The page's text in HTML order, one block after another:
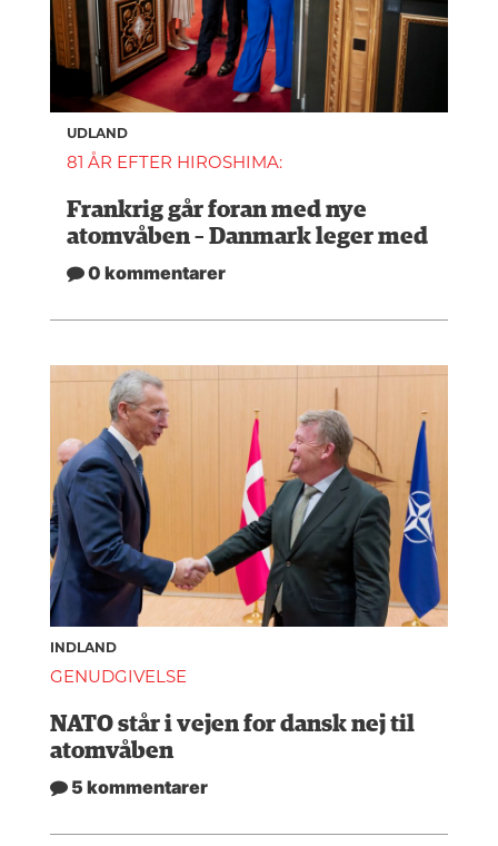
UDLAND
81 ÅR EFTER HIROSHIMA:
Frankrig går foran med nye
atomvåben – Danmark leger med
0 kommentarer
INDLAND
GENUDGIVELSE
NATO står i vejen for dansk nej til
atomvåben
5 kommentarer